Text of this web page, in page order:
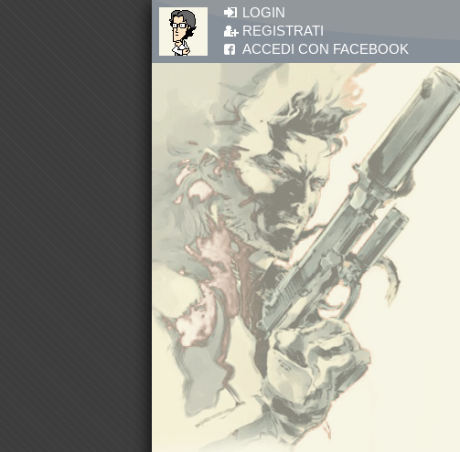
Salta al contenuto principale
LOGIN
REGISTRATI
ACCEDI CON FACEBOOK